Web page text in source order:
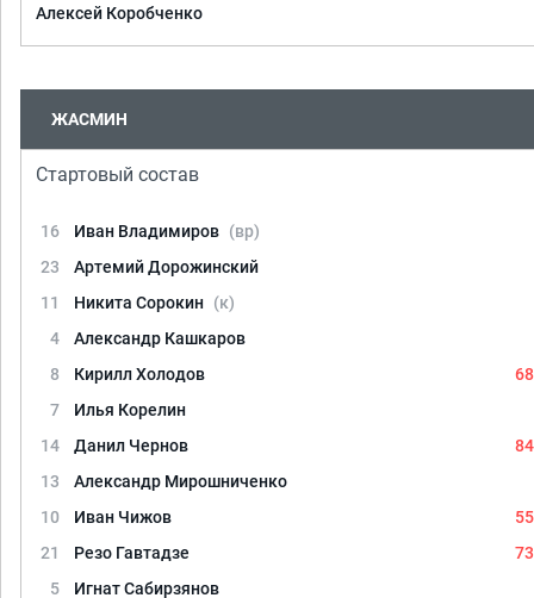
Алексей Коробченко
ЖАСМИН
Стартовый состав
16 Иван Владимиров (вр)
23
Артемий Дорожинский
11
Никита Сорокин (к)
4
Александр Кашкаров
8
Кирилл Холодов
7
Илья Корелин
14
Данил Чернов
13
Александр Мирошниченко
10
Иван Чижов
21
Резо Гавтадзе
5
Игнат Сабирзянов